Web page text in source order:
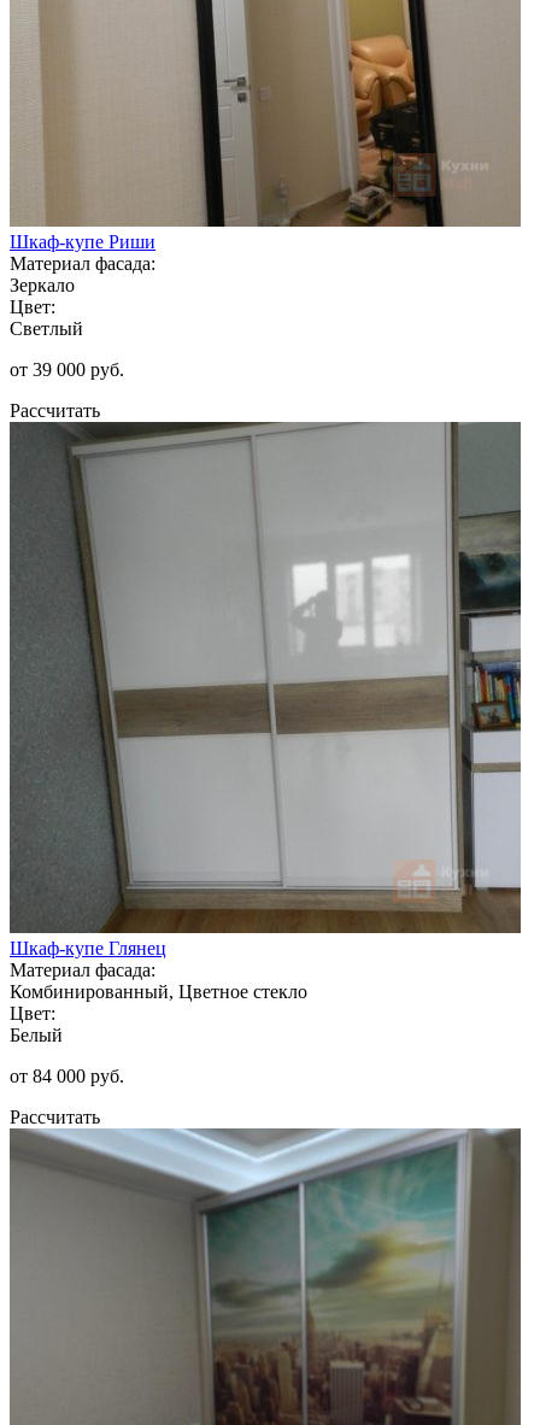
Шкаф-купе Риши
Материал фасада:
Зеркало
Цвет:
Светлый
от 39 000 руб.
Рассчитать
Шкаф-купе Глянец
Материал фасада:
Комбинированный, Цветное стекло
Цвет:
Белый
от 84 000 руб.
Рассчитать